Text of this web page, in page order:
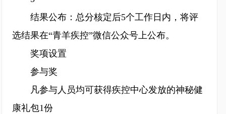
结果公布：总分核定后5个工作日内，将评
选结果在“青羊疾控”微信公众号上公布。
奖项设置
参与奖
凡参与人员均可获得疾控中心发放的神秘健
康礼包1份